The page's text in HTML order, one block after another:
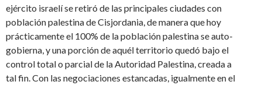
ejército israelí se retiró de las principales ciudades con
población palestina de Cisjordania, de manera que hoy
prácticamente el 100% de la población palestina se auto-
gobierna, y una porción de aquél territorio quedó bajo el
control total o parcial de la Autoridad Palestina, creada a
tal fin. Con las negociaciones estancadas, igualmente en el